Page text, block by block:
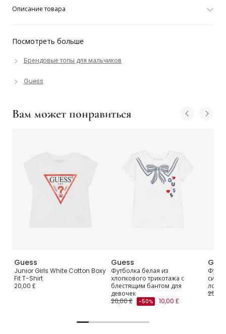
Посмотреть больше
Брендовые топы для мальчиков
Guess
Описание товара
Вам может понравиться
Guess
Junior Girls White Cotton Boxy
Fit T-Shirt
20,00 £
Guess
Футболка белая из
хлопкового трикотажа с
блестящим бантом для
девочек
20,00 £
-50% 10,00 £
25,00